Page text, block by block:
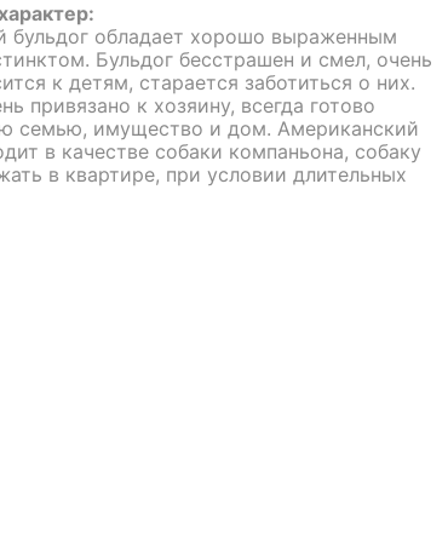
бульдог обладает хорошо выраженным
Бульдог бесстрашен и смел, очень
к детям, старается заботиться о них.
привязано к хозяину, всегда готово
семью, имущество и дом. Американский
в качестве собаки компаньона, собаку
в квартире, при условии длительных